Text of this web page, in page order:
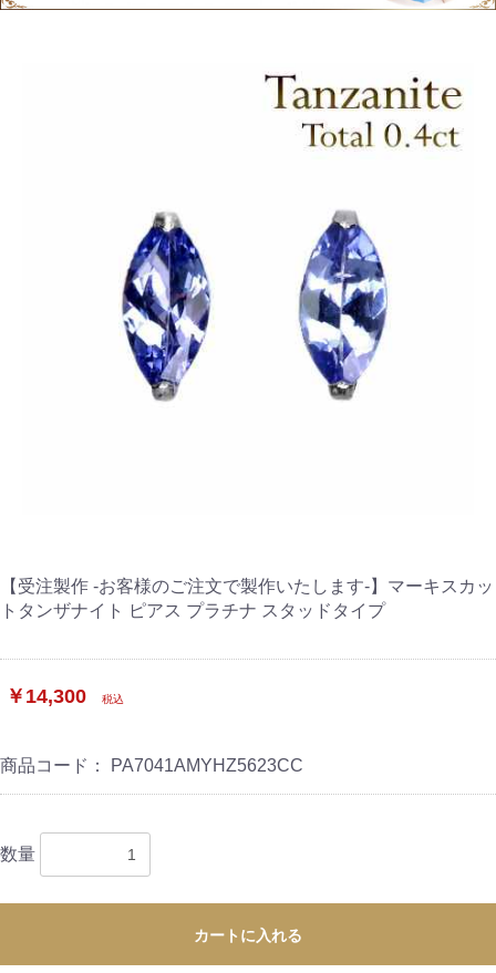
【受注製作 -お客様のご注文で製作いたします-】マーキスカッ
トタンザナイト ピアス プラチナ スタッドタイプ
￥14,300 税込
商品コード： PA7041AMYHZ5623CC
数量
カートに入れる